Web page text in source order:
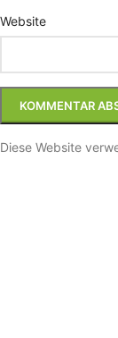
Website
Diese Website